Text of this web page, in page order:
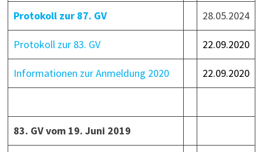
Protokoll zur 87. GV 28.05.2024
Protokoll zur 83. GV 22.09.2020
Informationen zur Anmeldung 2020 22.09.2020
83. GV vom 19. Juni 2019